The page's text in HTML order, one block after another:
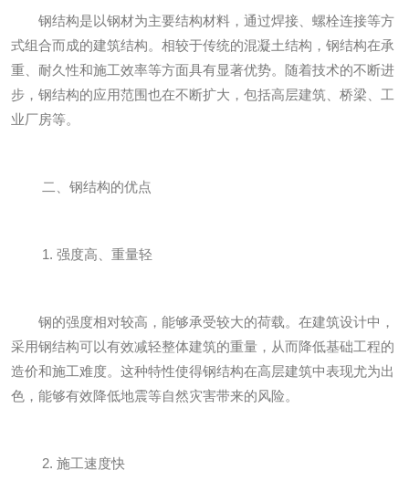
钢结构是以钢材为主要结构材料，通过焊接、螺栓连接等方
式组合而成的建筑结构。相较于传统的混凝土结构，钢结构在承
重、耐久性和施工效率等方面具有显著优势。随着技术的不断进
步，钢结构的应用范围也在不断扩大，包括高层建筑、桥梁、工
业厂房等。
二、钢结构的优点
1. 强度高、重量轻
钢的强度相对较高，能够承受较大的荷载。在建筑设计中，
采用钢结构可以有效减轻整体建筑的重量，从而降低基础工程的
造价和施工难度。这种特性使得钢结构在高层建筑中表现尤为出
色，能够有效降低地震等自然灾害带来的风险。
2. 施工速度快